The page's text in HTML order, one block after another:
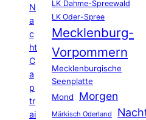
N
a
c
ht
C
a
p
tr
ai
LK Dahme-Spreewald
LK Oder-Spree
Mecklenburg-
Vorpommern
Mecklenburgische
Seenplatte
Mond
Morgen
Märkisch Oderland